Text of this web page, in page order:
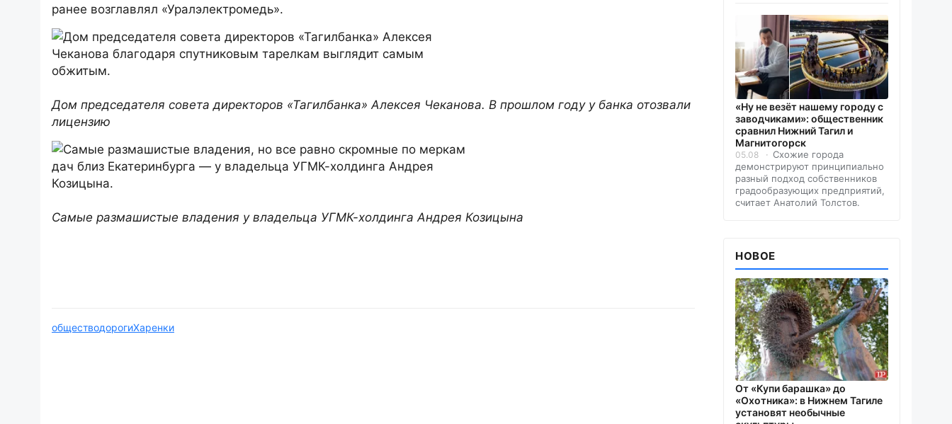
ранее возглавлял «Уралэлектромедь».
Дом председателя совета директоров «Тагилбанка» Алексея Чеканова. В прошлом году у банка отозвали
лицензию
Самые размашистые владения у владельца УГМК-холдинга Андрея Козицына
обществодорогиХаренки
«Ну не везёт нашему городу с
заводчиками»: общественник
сравнил Нижний Тагил и
Магнитогорск
05.08
Схожие города
демонстрируют принципиально
разный подход собственников
градообразующих предприятий,
считает Анатолий Толстов.
НОВОЕ
От «Купи барашка» до
«Охотника»: в Нижнем Тагиле
установят необычные